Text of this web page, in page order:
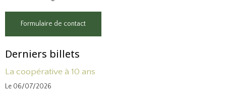
Formulaire de contact
Derniers billets
La coopérative à 10 ans
Le 06/07/2026